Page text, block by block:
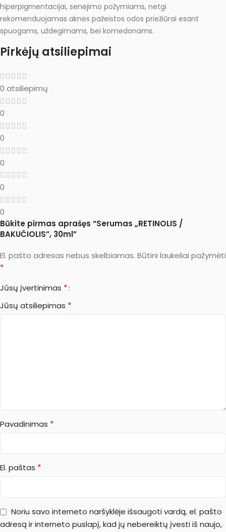
hiperpigmentacijai, senėjimo požymiams, netgi
rekomenduojamas aknės pažeistos odos priežiūrai esant
spuogams, uždegimams, bei komedonams.
Pirkėjų atsiliepimai
0 atsiliepimų
0
0
0
0
0
Būkite pirmas aprašęs “Serumas „RETINOLIS /
BAKUČIOLIS”, 30ml”
El. pašto adresas nebus skelbiamas. Būtini laukeliai pažymėti
*
Jūsų įvertinimas *
Jūsų atsiliepimas *
Pavadinimas *
El. paštas *
Noriu savo interneto naršyklėje išsaugoti vardą, el. pašto
adresą ir interneto puslapį, kad jų nebereiktų įvesti iš naujo,